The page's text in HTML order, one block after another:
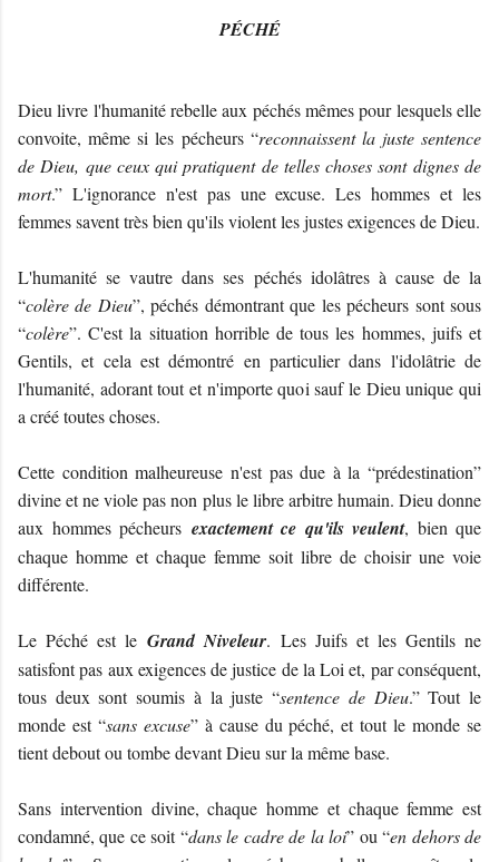
PÉCHÉ
Dieu livre l'humanité rebelle aux péchés mêmes pour lesquels elle
convoite, même si les pécheurs “reconnaissent la juste sentence
de Dieu, que ceux qui pratiquent de telles choses sont dignes de
mort.” L'ignorance n'est pas une excuse. Les hommes et les
femmes savent très bien qu'ils violent les justes exigences de Dieu.
L'humanité se vautre dans ses péchés idolâtres à cause de la
“colère de Dieu”, péchés démontrant que les pécheurs sont sous
“colère”. C'est la situation horrible de tous les hommes, juifs et
Gentils, et cela est démontré en particulier dans l'idolâtrie de
l'humanité, adorant tout et n'importe quoi sauf le Dieu unique qui
a créé toutes choses.
Cette condition malheureuse n'est pas due à la “prédestination”
divine et ne viole pas non plus le libre arbitre humain. Dieu donne
aux hommes pécheurs exactement ce qu'ils veulent, bien que
chaque homme et chaque femme soit libre de choisir une voie
différente.
Le Péché est leGrand Niveleur. Les Juifs et les Gentils ne
satisfont pas aux exigences de justice de la Loi et, par conséquent,
tous deux sont soumis à la juste “sentence de Dieu.” Tout le
monde est “sans excuse” à cause du péché, et tout le monde se
tient debout ou tombe devant Dieu sur la même base.
Sans intervention divine, chaque homme et chaque femme est
condamné, que ce soit “dans le cadre de la loi” ou “en dehors de